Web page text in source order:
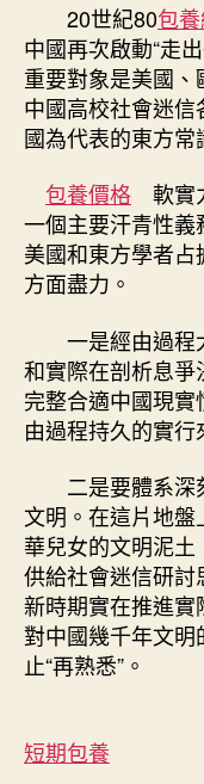
20世紀80包
中國再次啟動“走
重要對象是美國
中國高校社會迷
國為代表的東方常
包養價格 軟實
一個主要汗青性
美國和東方學者
方面盡力。
一是經由過程
和實際在剖析息
完整合適中國現
由過程持久的實行
二是要體系深
文明。在這片地
華兒女的文明泥
供給社會迷信研
新時期實在推進
對中國幾千年文
止“再熟悉”。
短期包養